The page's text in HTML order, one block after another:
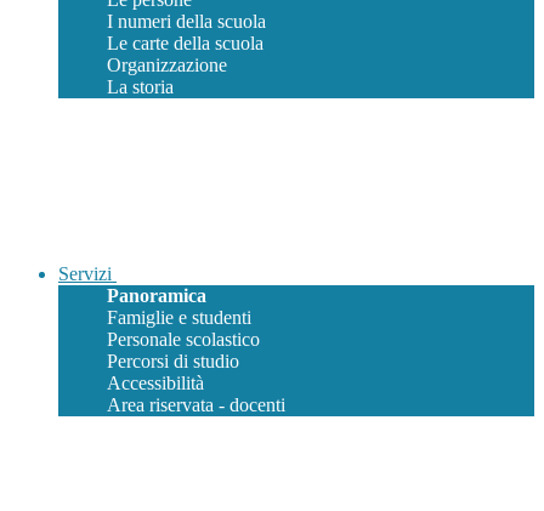
I numeri della scuola
Le carte della scuola
Organizzazione
La storia
Servizi
Panoramica
Famiglie e studenti
Personale scolastico
Percorsi di studio
Accessibilità
Area riservata - docenti